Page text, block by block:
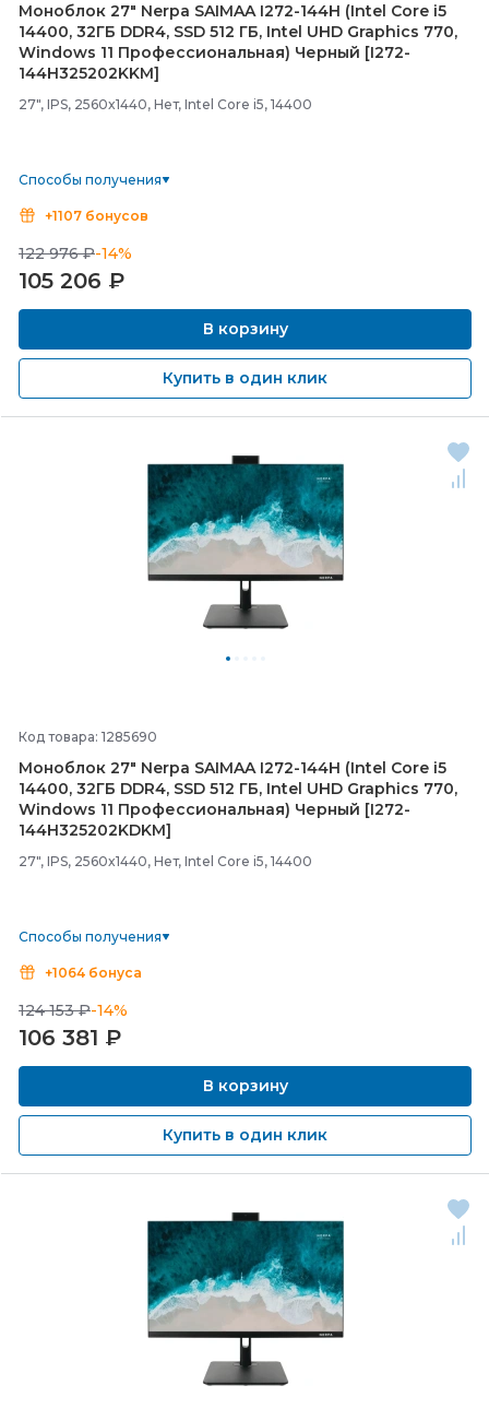
Моноблок 27" Nerpa SAIMAA I272-144H (Intel Core i5
14400, 32ГБ DDR4, SSD 512 ГБ, Intel UHD Graphics 770,
Windows 11 Профессиональная) Черный [I272-
144H325202KKM]
27", IPS, 2560x1440, Нет, Intel Core i5, 14400
Способы получения
+1107 бонусов
122 976 ₽-14%
105 206 ₽
В корзину
Купить в один клик
Код товара: 1285690
Моноблок 27" Nerpa SAIMAA I272-144H (Intel Core i5
14400, 32ГБ DDR4, SSD 512 ГБ, Intel UHD Graphics 770,
Windows 11 Профессиональная) Черный [I272-
144H325202KDKM]
27", IPS, 2560x1440, Нет, Intel Core i5, 14400
Способы получения
+1064 бонуса
124 153 ₽-14%
106 381 ₽
В корзину
Купить в один клик